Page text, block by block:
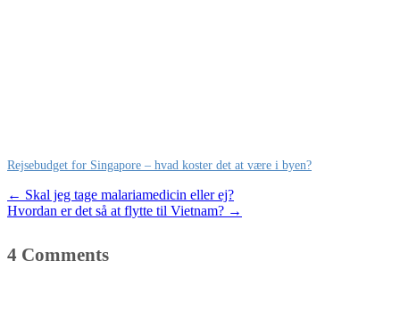
Rejsebudget for Singapore – hvad koster det at være i byen?
Post
← Skal jeg tage malariamedicin eller ej?
Hvordan er det så at flytte til Vietnam? →
4 Comments